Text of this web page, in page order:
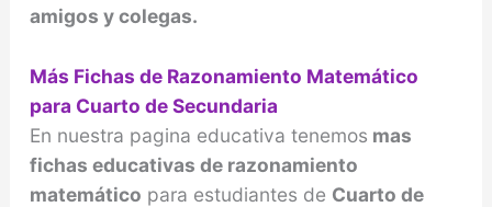
amigos y colegas.
Más Fichas de Razonamiento Matemático
para Cuarto de Secundaria
En nuestra pagina educativa tenemos mas
fichas educativas de razonamiento
matemático para estudiantes de Cuarto de